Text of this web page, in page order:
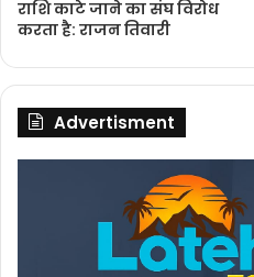
राशि काटे जाने का संघ विरोध
करता है: राजन तिवारी
Advertisment